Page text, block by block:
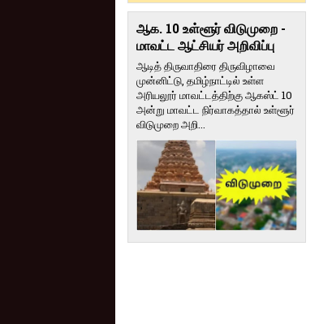
ஆக. 10 உள்ளூர் விடுமுறை -
மாவட்ட ஆட்சியர் அறிவிப்பு
ஆடித் திருவாதிரை திருவிழாவை
முன்னிட்டு, தமிழ்நாட்டில் உள்ள
அரியலூர் மாவட்டத்திற்கு ஆகஸ்ட் 10
அன்று மாவட்ட நிர்வாகத்தால் உள்ளூர்
விடுமுறை அறி...